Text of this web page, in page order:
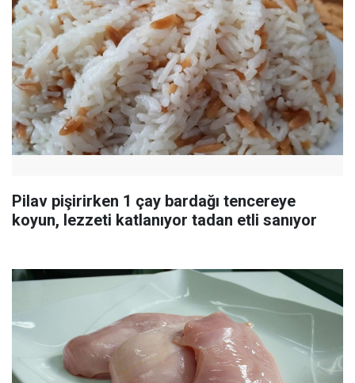
Pilav pişirirken 1 çay bardağı tencereye
koyun, lezzeti katlanıyor tadan etli sanıyor